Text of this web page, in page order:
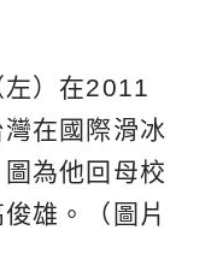
左）在2011
在國際滑冰
為他回母校
雄。（圖片